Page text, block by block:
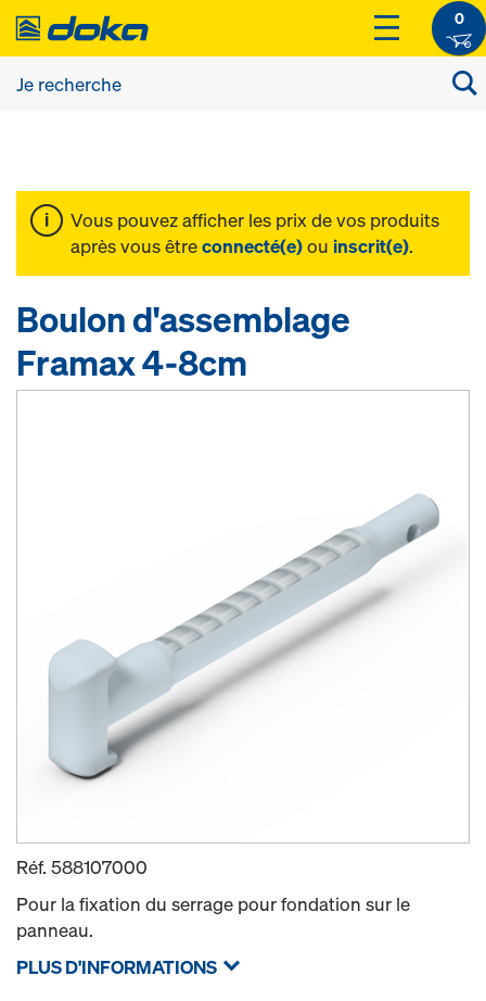
0
Vous pouvez afficher les prix de vos produits
après vous êtreconnecté(e)ou inscrit(e).
Boulon d'assemblage
Framax 4-8cm
Réf. 588107000
Pour la fixation du serrage pour fondation sur le
panneau.
PLUS D'INFORMATIONS